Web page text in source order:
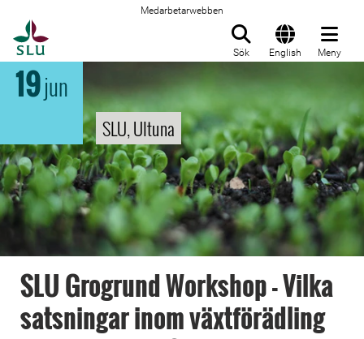
Medarbetarwebben
Sök English Meny
19jun
SLU, Ultuna
SLU Grogrund Workshop - Vilka
satsningar inom växtförädling